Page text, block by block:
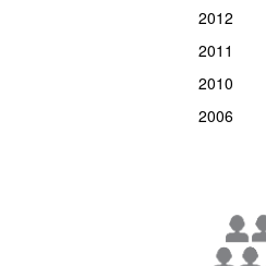
2012
2011
2010
2006